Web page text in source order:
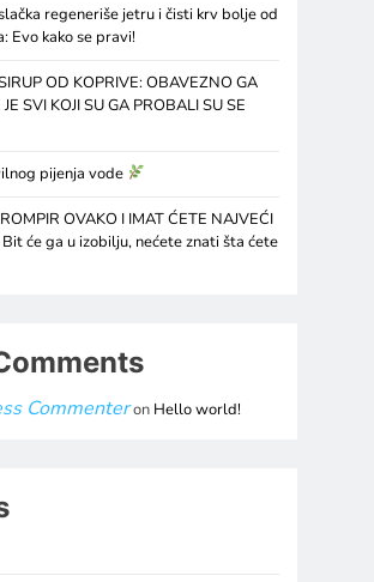
regeneriše jetru i čisti krv bolje od
Evo kako se pravi!
OD KOPRIVE: OBAVEZNO GA
SVI KOJI SU GA PROBALI SU SE
pijenja vode
OVAKO I IMAT ĆETE NAJVEĆI
će ga u izobilju, nećete znati šta ćete
Commenteron Hello world!